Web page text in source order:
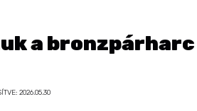
a
2026.05.30